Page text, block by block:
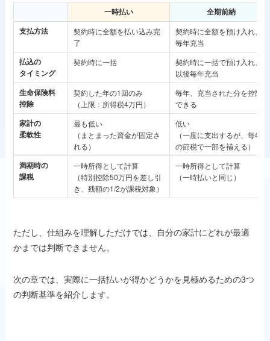
一時払い
全期前納
支払方法
契約時に全額を払い込み完
了
契約時に全額を預け入れ、
毎年充当
払込の
タイミング
契約時に一括
契約時に一括で預け入れ、
以後毎年充当
生命保険料
控除
契約した年の1回のみ
（上限：所得税4万円）
毎年、充当された分を控除
できる
家計の
柔軟性
最も低い
（まとまった資金が固定さ
れる）
低い
（一度に支出するが、毎年
の節税で一部を補える）
満期時の
課税
一時所得として計算
（特別控除50万円を差し引
き、残額の1/2が課税対象）
一時所得として計算
（一時払いと同じ）
ただし、仕組みを理解しただけでは、自分の家計にどれが最適
かまでは判断できません。
次の章では、実際に一括払いが得かどうかを見極めるための3つ
の判断基準を紹介します。